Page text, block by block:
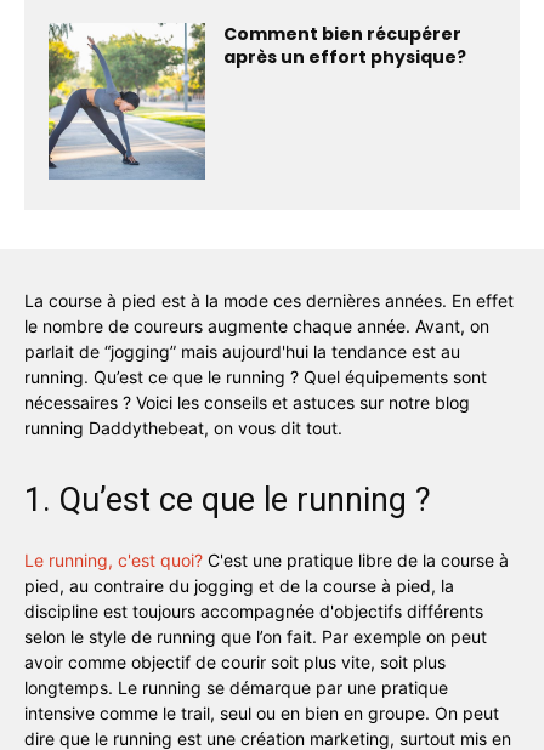
Comment bien récupérer
après un effort physique?
La course à pied est à la mode ces dernières années. En effet
le nombre de coureurs augmente chaque année. Avant, on
parlait de “jogging” mais aujourd'hui la tendance est au
running. Qu’est ce que le running ? Quel équipements sont
nécessaires ? Voici les conseils et astuces sur notre blog
running Daddythebeat, on vous dit tout.
1. Qu’est ce que le running ?
Le running, c'est quoi? C'est une pratique libre de la course à
pied, au contraire du jogging et de la course à pied, la
discipline est toujours accompagnée d'objectifs différents
selon le style de running que l’on fait. Par exemple on peut
avoir comme objectif de courir soit plus vite, soit plus
longtemps. Le running se démarque par une pratique
intensive comme le trail, seul ou en bien en groupe. On peut
dire que le running est une création marketing, surtout mis en